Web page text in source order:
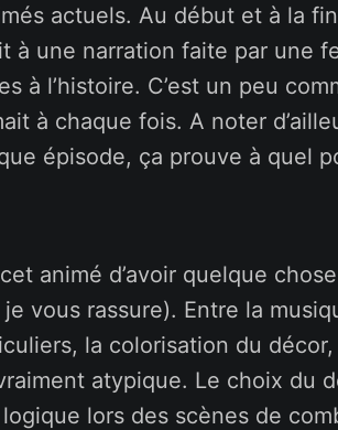
actuels. Au début et à la
à une narration faite par une
à l’histoire. C’est un peu
à chaque fois. A noter
épisode, ça prouve à quel
animé d’avoir quelque
vous rassure). Entre la
la colorisation du
atypique. Le choix du
lors des scènes de